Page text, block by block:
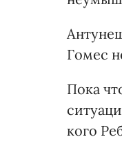
Гомес
Пока
кого